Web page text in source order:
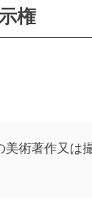
権
術著作又は